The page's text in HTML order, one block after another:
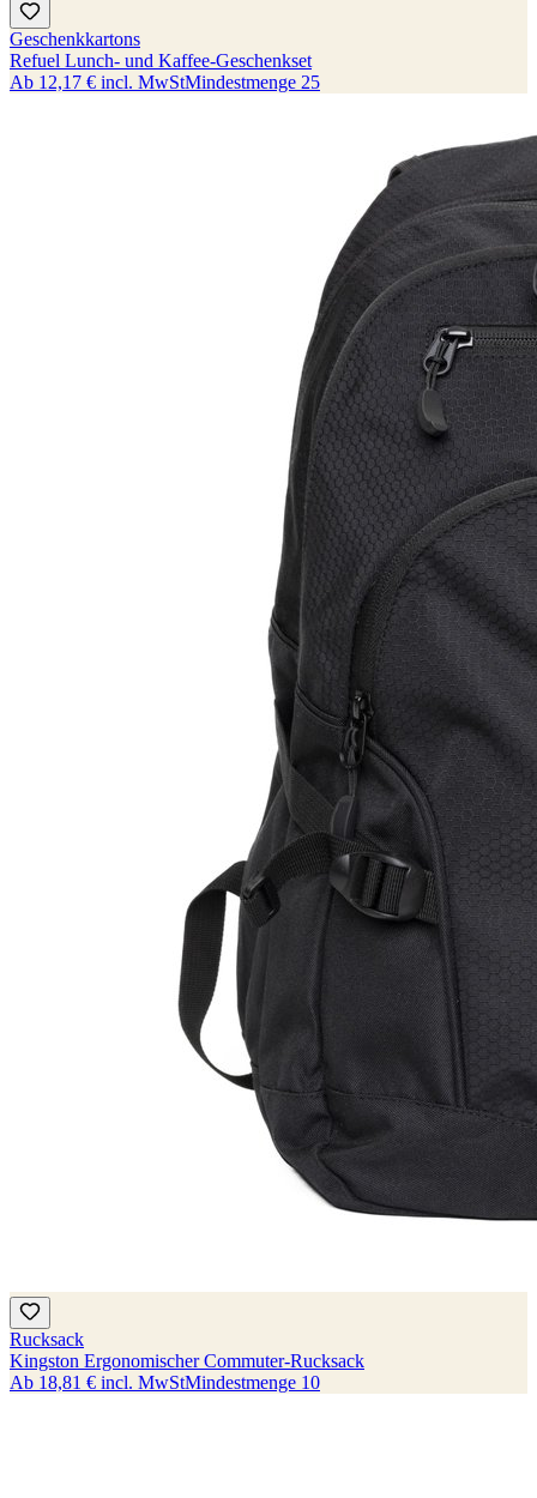
Geschenkkartons
Refuel Lunch- und Kaffee-Geschenkset
Ab 12,17 € incl. MwStMindestmenge 25
Rucksack
Kingston Ergonomischer Commuter-Rucksack
Ab 18,81 € incl. MwStMindestmenge 10